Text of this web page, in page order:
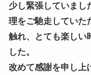
少し緊張していまし
理をご馳走していた
触れ、とても楽しい
した。
改めて感謝を申し上